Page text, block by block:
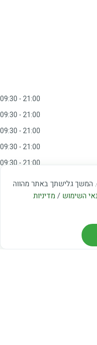
באתר זה נעשה שימוש בקבצי cookies. המשך גלישתך באתר מהווה
השימוש / מדיניות
09:30 - 21:00
09:30 - 21:00
09:30 - 21:00
09:30 - 21:00
09:30 - 21:00
09:00 - 15:00
20:00 - 23:00